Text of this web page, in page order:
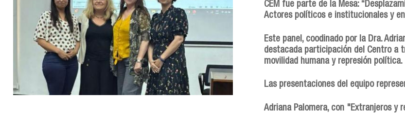
CEM fue parte de la Mesa:
Actores políticos e institucionales y
Este panel, coodinado por la Dra.
destacada participación del Centro a
movilidad humana y represión política.
Las presentaciones del equipo
Adriana Palomera, con "Extranjeros y